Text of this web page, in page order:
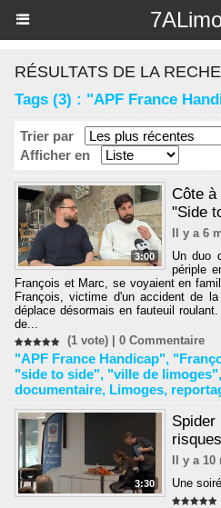
RÉSULTATS DE LA
Tags (3) : "APF France
Trier par
Afficher en
3:00
Côte à
"Side
Il y a 6
Un duo
périple
François et Marc, se voyaient en
François, victime d'un accident de
déplace désormais en fauteuil
de...
(1 vote) | 0 Commentaire
"APF France Handicap",
"side to side", "ville de limoges",
documentaire, Limoges,
3:30
Spider
Il y a
Une